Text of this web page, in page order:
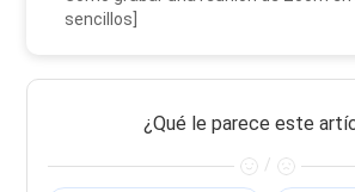
sencillos]
¿Qué le parece este
/